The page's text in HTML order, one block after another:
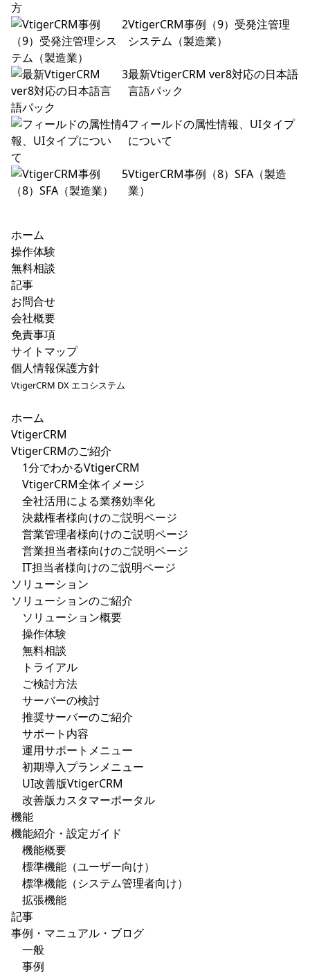
2VtigerCRM事例（9）受発注管理
システム（製造業）
3最新VtigerCRM ver8対応の日本語
言語パック
4フィールドの属性情報、UIタイプ
について
5VtigerCRM事例（8）SFA（製造
業）
ホーム
操作体験
無料相談
記事
お問合せ
会社概要
免責事項
サイトマップ
個人情報保護方針
VtigerCRM DX エコシステム
ホーム
VtigerCRM
VtigerCRMのご紹介
1分でわかるVtigerCRM
VtigerCRM全体イメージ
全社活用による業務効率化
決裁権者様向けのご説明ページ
営業管理者様向けのご説明ページ
営業担当者様向けのご説明ページ
IT担当者様向けのご説明ページ
ソリューション
ソリューションのご紹介
ソリューション概要
操作体験
無料相談
トライアル
ご検討方法
サーバーの検討
推奨サーバーのご紹介
サポート内容
運用サポートメニュー
初期導入プランメニュー
UI改善版VtigerCRM
改善版カスタマーポータル
機能
機能紹介・設定ガイド
機能概要
標準機能（ユーザー向け）
標準機能（システム管理者向け）
拡張機能
記事
事例・マニュアル・ブログ
一般
事例